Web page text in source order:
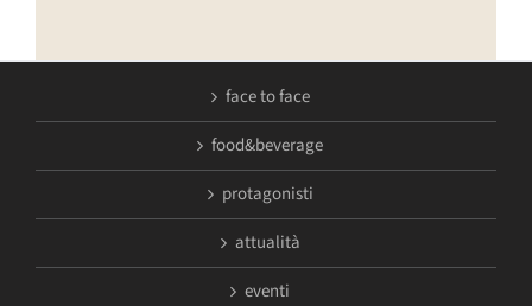
face to face
food&beverage
protagonisti
attualità
eventi